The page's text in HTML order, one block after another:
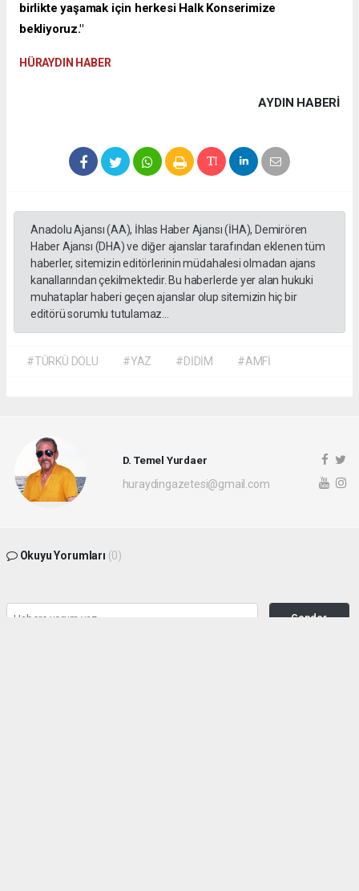
birlikte yaşamak için herkesi Halk Konserimize
bekliyoruz."
HÜRAYDIN HABER
AYDIN HABERİ
Anadolu Ajansı (AA), İhlas Haber Ajansı (İHA), Demirören
Haber Ajansı (DHA) ve diğer ajanslar tarafından eklenen tüm
haberler, sitemizin editörlerinin müdahalesi olmadan ajans
kanallarından çekilmektedir. Bu haberlerde yer alan hukuki
muhataplar haberi geçen ajanslar olup sitemizin hiç bir
editörü sorumlu tutulamaz...
#TÜRKÜ DOLU #YAZ #DİDİM #AMFİ
D. Temel Yurdaer
huraydingazetesi@gmail.com
Okuyu Yorumları (0)
Gonder